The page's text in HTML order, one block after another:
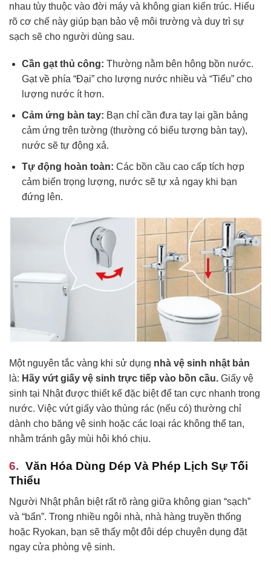
nhau tùy thuộc vào đời máy và không gian kiến trúc. Hiểu
rõ cơ chế này giúp bạn bảo vệ môi trường và duy trì sự
sạch sẽ cho người dùng sau.
Cần gạt thủ công: Thường nằm bên hông bồn nước.
Gạt về phía “Đại” cho lượng nước nhiều và “Tiểu” cho
lượng nước ít hơn.
Cảm ứng bàn tay: Bạn chỉ cần đưa tay lại gần bảng
cảm ứng trên tường (thường có biểu tượng bàn tay),
nước sẽ tự động xả.
Tự động hoàn toàn: Các bồn cầu cao cấp tích hợp
cảm biến trọng lượng, nước sẽ tự xả ngay khi bạn
đứng lên.
Một nguyên tắc vàng khi sử dụng nhà vệ sinh nhật bản
là: Hãy vứt giấy vệ sinh trực tiếp vào bồn cầu. Giấy vệ
sinh tại Nhật được thiết kế đặc biệt để tan cực nhanh trong
nước. Việc vứt giấy vào thùng rác (nếu có) thường chỉ
dành cho băng vệ sinh hoặc các loại rác không thể tan,
nhằm tránh gây mùi hôi khó chịu.
Văn Hóa Dùng Dép Và Phép Lịch Sự Tối
Thiểu
Người Nhật phân biệt rất rõ ràng giữa không gian “sạch”
và “bẩn”. Trong nhiều ngôi nhà, nhà hàng truyền thống
hoặc Ryokan, bạn sẽ thấy một đôi dép chuyên dụng đặt
ngay cửa phòng vệ sinh.